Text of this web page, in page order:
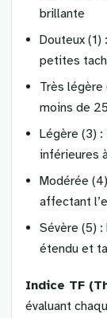
brillante
Douteux
petites
Très
moins de
Légère (3)
inférieures
Modérée
affectant
Sévère (5)
étendu et
Indice TF
évaluant